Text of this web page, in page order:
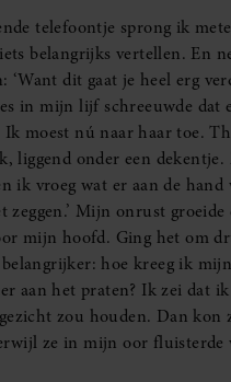
telefoontje sprong ik
belangrijks vertellen. En
‘Want dit gaat je heel erg
in mijn lijf schreeuwde dat
Ik moest nú naar haar toe.
liggend onder een dekentje.
ik vroeg wat er aan de hand
Mijn onrust groeide
mijn hoofd. Ging het om
belangrijker: hoe kreeg ik
aan het praten? Ik zei dat
zou houden. Dan kon
ze in mijn oor fluisterde